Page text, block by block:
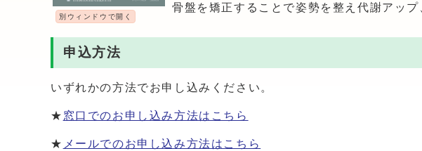
別ウィンドウで開く
骨盤を矯正することで姿勢を整え代謝アッ
申込方法
いずれかの方法でお申し込みください。
★ 窓口でのお申し込み方法はこちら
★ メールでのお申し込み方法はこちら